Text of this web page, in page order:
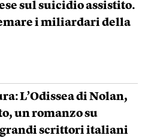
sul suicidio assistito.
i miliardari della
L’Odissea di Nolan,
un romanzo su
scrittori italiani